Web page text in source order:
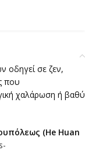
οδηγεί σε ζεν,
που
χαλάρωση ή βαθύ
(He Huan